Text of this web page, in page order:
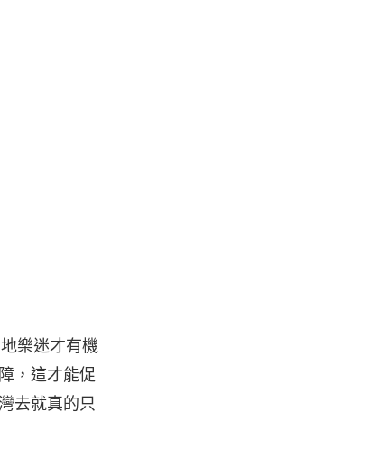
樂迷才有機
，這才能促
去就真的只